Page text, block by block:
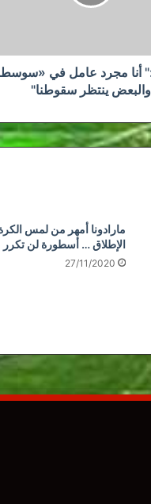
أنا مجرد عامل في
والبعض ينتظر سقوطنا"
مارادونا أمهر من لمس
الإطلاق … أسطورة لن تكرر
27/11/2020